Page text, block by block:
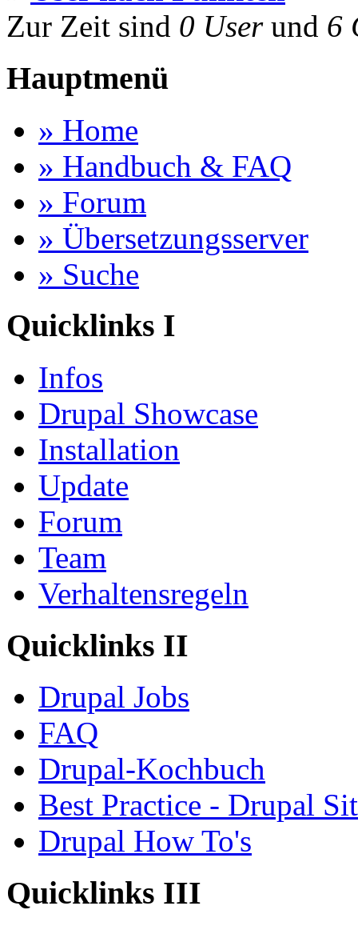
Zur Zeit sind 0 Userund 6
Hauptmenü
» Home
» Handbuch & FAQ
» Forum
» Übersetzungsserver
» Suche
Quicklinks I
Infos
Drupal Showcase
Installation
Update
Forum
Team
Verhaltensregeln
Quicklinks II
Drupal Jobs
FAQ
Drupal-Kochbuch
Best Practice - Drupal
Drupal How To's
Quicklinks III